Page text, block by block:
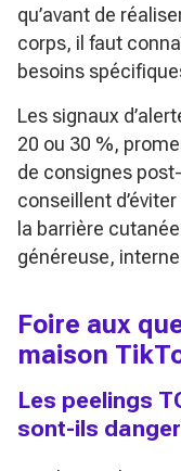
qu’avant de
corps, il faut
besoins
Les signaux
20 ou 30 %,
de consignes
conseillent
la barrière
généreuse,
Foire aux
maison
Les peelings
sont-ils